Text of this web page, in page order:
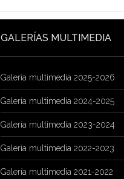
GALERÍAS MULTIMEDIA
Galería multimedia 2025-2026
Galería multimedia 2024-2025
Galería multimedia 2023-2024
Galería multimedia 2022-2023
Galería multimedia 2021-2022